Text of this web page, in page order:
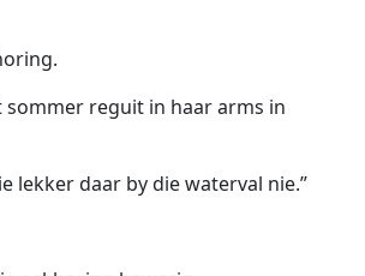
reguit in haar arms in
lekker daar by die waterval nie.”